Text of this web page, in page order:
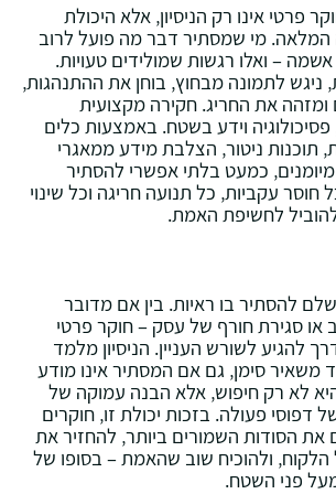
פרטי אינו רק הניסיון‚ אלא היכולת
מי שמסתיר דבר מה פועל לרוב
– ואלו רגשות שמולידים טעויות.
ניגש לתמונה מבחוץ‚ בוחן את ההתנהגות‚
את החריג. חקירה מקצועית
וידע בשטח. באמצעות כלים
תוכנות ניטור‚ הצלבת מידע ממאגרי
מיומנים‚ כמעט בלתי אפשרי להסתיר
חוסר עקביות‚ כל תנועה חריגה וכל שינוי
לחשיפת האמת.
להסתיר בו ראיות. בין אם מדובר
או סגירת חורף של עסק – חוקר פרטי
להגיע לשורש העניין. הניסיון מלמד
סימן‚ גם אם המסתיר אינו מודע
לא רק חיפוש‚ אלא הבנה עמוקה של
דפוסי פעולה. בזכות יכולת זו‚ חוקרים
הסודות השמורים ביותר‚ להחזיר את
ולהוכיח שוב שהאמת – בסופו של
פני השטח.